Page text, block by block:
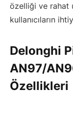
özelliği ve rahat
kullanıcıların
Delonghi
AN97/
Özellikleri